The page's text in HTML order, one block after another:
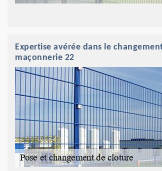
Expertise avérée dans le
maçonnerie 22